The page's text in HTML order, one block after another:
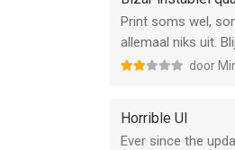
Print soms wel,
allemaal niks uit.
door
Horrible UI
Ever since the